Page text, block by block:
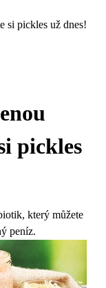
si pickles už dnes!
pickles
který můžete
peníz.